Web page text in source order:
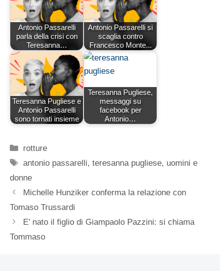
Antonio Passarelli
parla della crisi con
Teresanna…
Antonio Passarelli si
scaglia contro
Francesco Monte...
Teresanna Pugliese e
Antonio Passarelli
sono tornati insieme
Teresanna Pugliese,
messaggi su
facebook per
Antonio…
Categorie
rotture
Tag
antonio passarelli,teresanna pugliese, uomini e
donne
Michelle Hunziker conferma la relazione con
Tomaso Trussardi
E’ nato il figlio di Giampaolo Pazzini: si chiama
Tommaso